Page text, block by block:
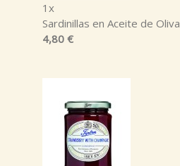
1x
Sardinillas en Aceite de Oliva
4,80 €